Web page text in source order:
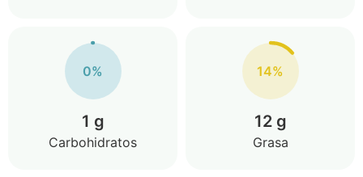
0%
1 g
Carbohidratos
14%
12 g
Grasa